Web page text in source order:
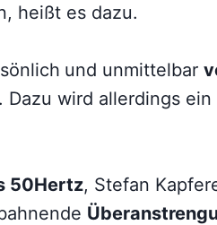
heißt es dazu.
und unmittelbar
wird allerdings ein
50Hertz, Stefan